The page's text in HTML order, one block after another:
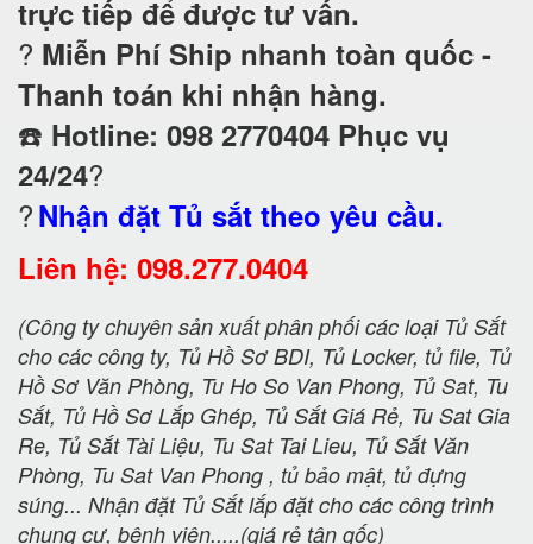
trực tiếp để được tư vấn.
? Miễn Phí Ship nhanh toàn quốc -
Thanh toán khi nhận hàng.
☎️ Hotline: 098 2770404 Phục vụ
24/24?
?Nhận đặt Tủ sắt theo yêu cầu.
Liên hệ: 098.277.0404
(Công ty chuyên sản xuất phân phối các loại Tủ Sắt
cho các công ty, Tủ Hồ Sơ BDI, Tủ Locker, tủ file, Tủ
Hồ Sơ Văn Phòng, Tu Ho So Van Phong, Tủ Sat, Tu
Sắt, Tủ Hồ Sơ Lắp Ghép, Tủ Sắt Giá Rẻ, Tu Sat Gia
Re, Tủ Sắt Tài Liệu, Tu Sat Tai Lieu, Tủ Sắt Văn
Phòng, Tu Sat Van Phong , tủ bảo mật, tủ đựng
súng... Nhận đặt Tủ Sắt lắp đặt cho các công trình
chung cư, bệnh viện.....(giá rẻ tận gốc)